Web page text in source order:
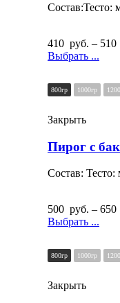
Состав:Тесто:
410 руб. – 510
Выбрать ...
800гр 1000гр
Закрыть
Пирог с
Состав:
500 руб. – 650
Выбрать ...
800гр 1000гр
Закрыть